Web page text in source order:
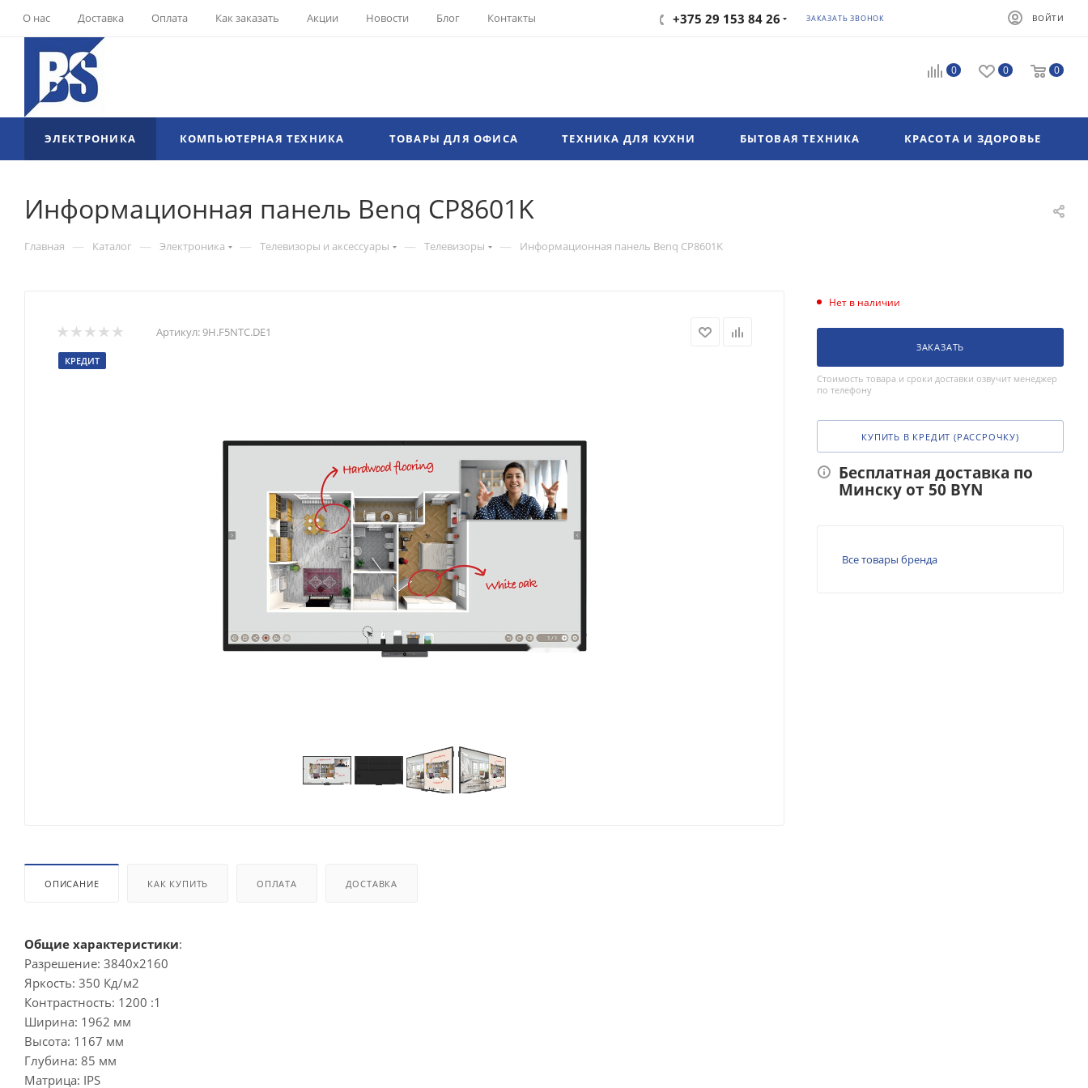
О нас Доставка Оплата Как заказать Акции Новости Блог Контакты +375 29 153 84 26 ЗАКАЗАТЬ ЗВОНОК ВОЙТИ
0 0 0
ЭЛЕКТРОНИКА КОМПЬЮТЕРНАЯ ТЕХНИКА ТОВАРЫ ДЛЯ ОФИСА ТЕХНИКА ДЛЯ КУХНИ БЫТОВАЯ ТЕХНИКА КРАСОТА И ЗДОРОВЬЕ
Информационная панель Benq CP8601K
Главная — Каталог — Электроника — Телевизоры и аксессуары — Телевизоры — Информационная панель Benq CP8601K
Артикул:9H.F5NTC.DE1
КРЕДИТ
ОПИСАНИЕ КАК КУПИТЬ ОПЛАТА ДОСТАВКА
Общие характеристики:
Разрешение: 3840x2160
Яркость: 350 Кд/м2
Контрастность: 1200 :1
Ширина: 1962 мм
Высота: 1167 мм
Глубина: 85 мм
Матрица: IPS
Нет в наличии
ЗАКАЗАТЬ
Стоимость товара и сроки доставки озвучит менеджер
по телефону
КУПИТЬ В КРЕДИТ (РАССРОЧКУ)
Бесплатная доставка по
Минску от 50 BYN
Все товары бренда